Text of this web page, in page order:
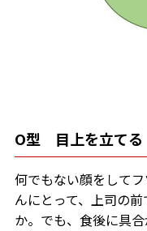
O型 目上を立てる
何でもない顔をして
んにとって、上司の
か。でも、食後に具